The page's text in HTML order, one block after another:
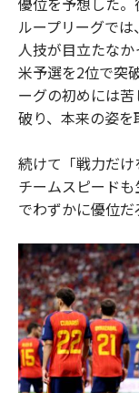
ループリーグで
人技が目立たな
米予選を2位で突
ーグの初めには
破り、本来の姿を
続けて「戦力だけ
チームスピード
でわずかに優位だ